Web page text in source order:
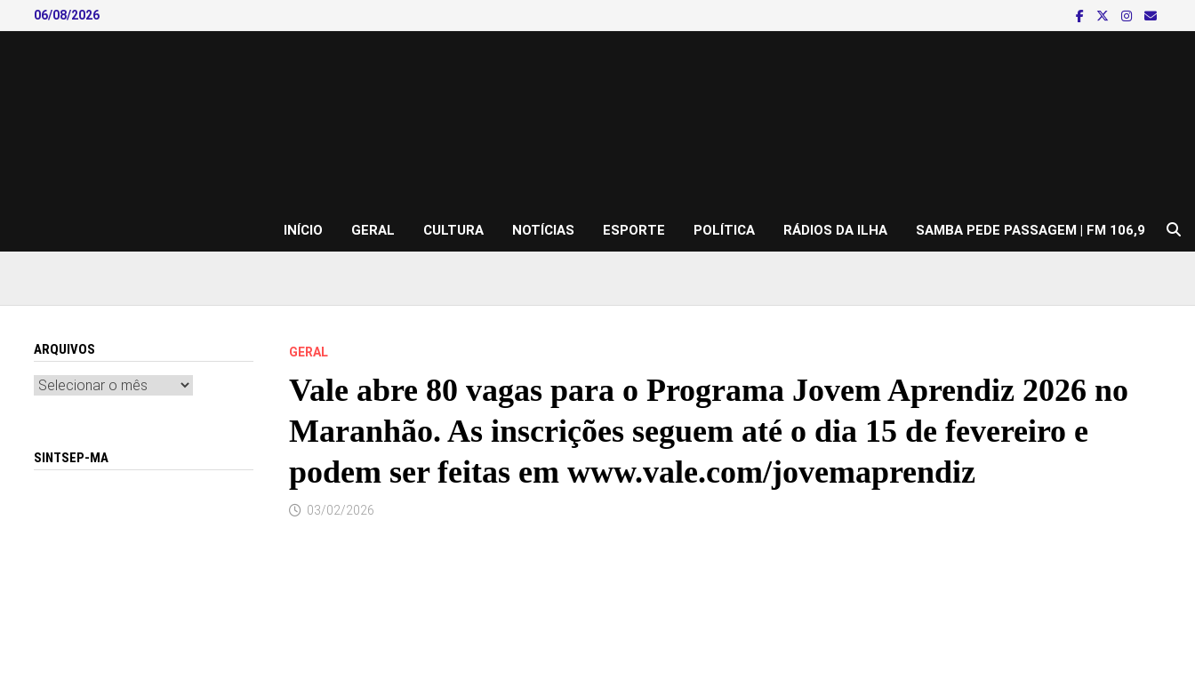
to
06/08/2026
INÍCIO GERAL CULTURA NOTÍCIAS ESPORTE POLÍTICA RÁDIOS DA ILHA SAMBA PEDE PASSAGEM | FM 106,9
GERAL
Vale abre 80 vagas para o Programa Jovem Aprendiz 2026 no
Maranhão. As inscrições seguem até o dia 15 de fevereiro e
podem ser feitas em www.vale.com/jovemaprendiz
03/02/2026
ARQUIVOS
Arquivos
SINTSEP-MA